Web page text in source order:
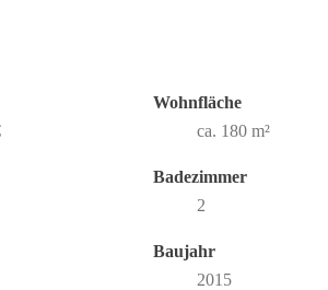
Wohnfläche
ca. 180 m²
Badezimmer
2
Baujahr
2015